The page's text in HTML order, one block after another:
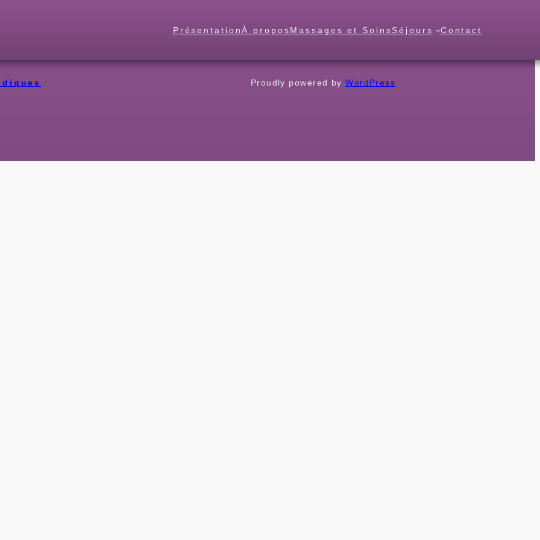
PrésentationÀ proposMassages et SoinsSéjours Contact
Proudly powered byWordPress